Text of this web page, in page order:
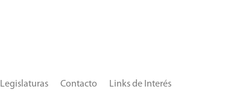
Links de Interés
Contacto
Legislaturas